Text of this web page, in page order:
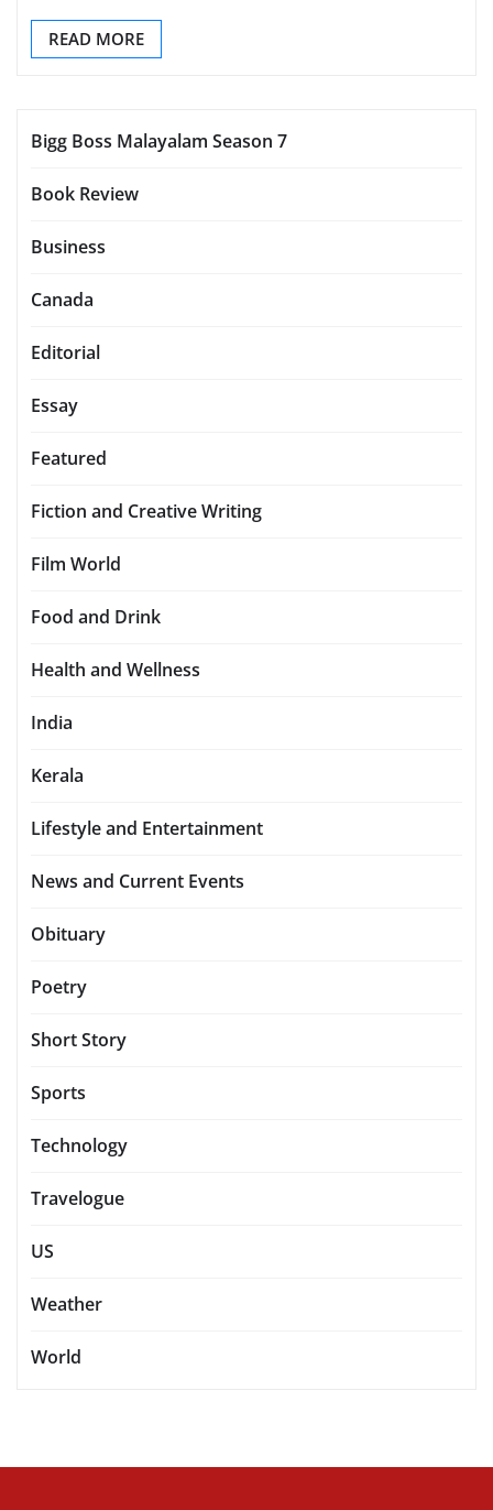
READ MORE
Bigg Boss Malayalam Season 7
Book Review
Business
Canada
Editorial
Essay
Featured
Fiction and Creative Writing
Film World
Food and Drink
Health and Wellness
India
Kerala
Lifestyle and Entertainment
News and Current Events
Obituary
Poetry
Short Story
Sports
Technology
Travelogue
US
Weather
World